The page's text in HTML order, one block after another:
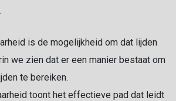
is de mogelijkheid om dat lijden
we zien dat er een manier bestaat om
te bereiken.
toont het effectieve pad dat leidt